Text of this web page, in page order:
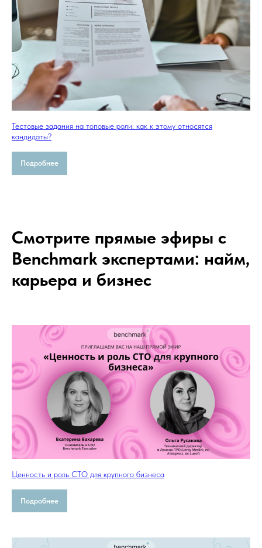
Тестовые задания на топовые роли: как к этому относятся
кандидаты?
Подробнее
Смотрите прямые эфиры с
Benchmark экспертами: найм,
карьера и бизнес
Ценность и роль CTO для крупного бизнеса
Подробнее